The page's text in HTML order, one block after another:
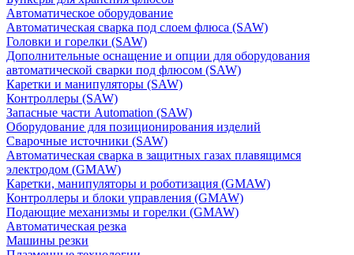
Автоматическое оборудование
Автоматическая сварка под слоем флюса (SAW)
Головки и горелки (SAW)
Дополнительные оснащение и опции для оборудования
автоматической сварки под флюсом (SAW)
Каретки и манипуляторы (SAW)
Контроллеры (SAW)
Запасные части Automation (SAW)
Оборудование для позиционирования изделий
Сварочные источники (SAW)
Автоматическая сварка в защитных газах плавящимся
электродом (GMAW)
Каретки, манипуляторы и роботизация (GMAW)
Контроллеры и блоки управления (GMAW)
Подающие механизмы и горелки (GMAW)
Автоматическая резка
Машины резки